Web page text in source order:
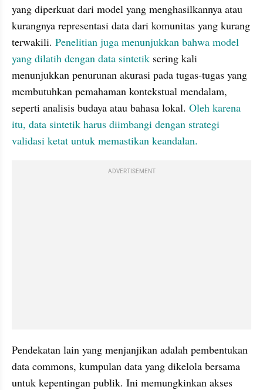
yang diperkuat dari model yang menghasilkannya atau
kurangnya representasi data dari komunitas yang kurang
terwakili. Penelitian juga menunjukkan bahwa model
yang dilatih dengan data sintetik sering kali
menunjukkan penurunan akurasi pada tugas-tugas yang
membutuhkan pemahaman kontekstual mendalam,
seperti analisis budaya atau bahasa lokal. Oleh karena
itu, data sintetik harus diimbangi dengan strategi
validasi ketat untuk memastikan keandalan.
ADVERTISEMENT
Pendekatan lain yang menjanjikan adalah pembentukan
data commons, kumpulan data yang dikelola bersama
untuk kepentingan publik. Ini memungkinkan akses